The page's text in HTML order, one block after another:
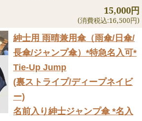
15,000円
(消費税込:16,500円)
紳士用 雨晴兼用傘（雨傘/日傘/
長傘/ジャンプ傘） *特急名入可*
Tie-Up Jump
(裏ストライプ/ディープネイビ
ー)
名前入り紳士ジャンプ傘 *名入